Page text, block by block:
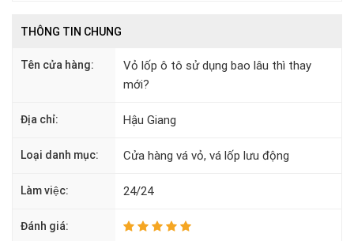
THÔNG TIN CHUNG
Tên cửa hàng:
Vỏ lốp ô tô sử dụng bao lâu thì thay
mới?
Địa chỉ: Hậu Giang
Loại danh mục: Cửa hàng vá vỏ, vá lốp lưu động
Làm việc: 24/24
Đánh giá: